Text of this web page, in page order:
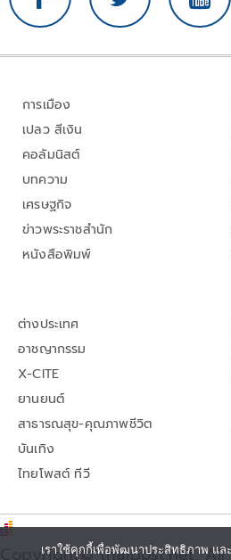
การเมือง
เปลว สีเงิน
คอลัมนิสต์
บทความ
เศรษฐกิจ
ข่าวพระราชสำนัก
หนังสือพิมพ์
ต่างประเทศ
อาชญากรรม
X-CITE
ยานยนต์
สาธารณสุข-คุณภาพชีวิต
บันเทิง
ไทยโพสต์ ทีวี
Copyright© thaipost.net,
เราใช้คุกกี้เพื่อพัฒนาประสิทธิภาพ แ